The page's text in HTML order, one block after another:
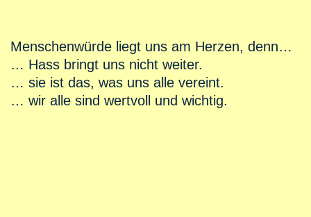
Menschenwürde liegt uns am Herzen, denn…
… Hass bringt uns nicht weiter.
… sie ist das, was uns alle vereint.
… wir alle sind wertvoll und wichtig.